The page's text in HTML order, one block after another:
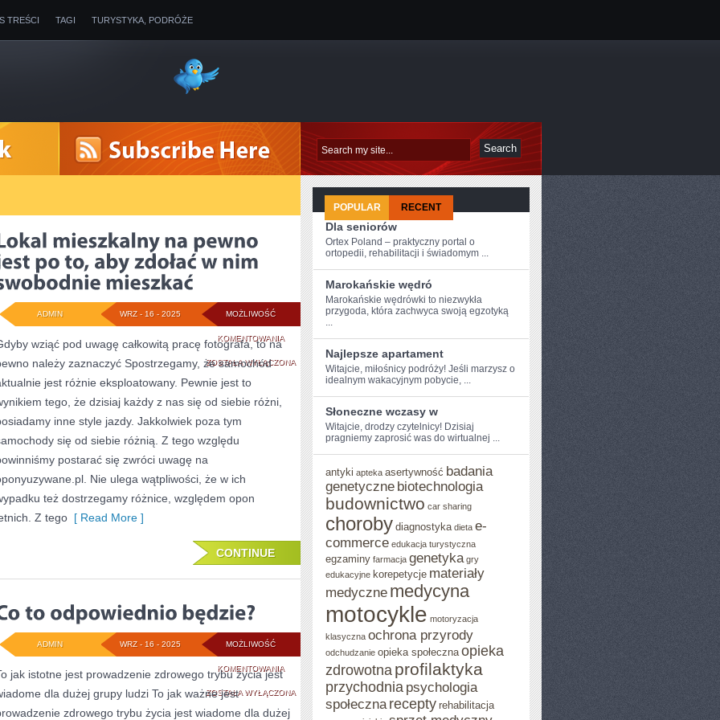
TREŚCI TAGI TURYSTYKA, PODRÓŻE
MOŻLIWOŚĆ
KOMENTOWANIALOKAL
MIESZKALNY
PEWNO
JEST
ZDOŁAĆ
NIM
SWOBODNIE
MIESZKAĆ
ZOSTAŁA WYŁĄCZONA
WRZ - 16 - 2025
ADMIN
wziąć pod uwagę całkowitą pracę fotografa, to na
należy zaznaczyć Spostrzegamy, że samochód
jest różnie eksploatowany. Pewnie jest to
tego, że dzisiaj każdy z nas się od siebie różni,
inne style jazdy. Jakkolwiek poza tym
się od siebie różnią. Z tego względu
postarać się zwróci uwagę na
Nie ulega wątpliwości, że w ich
też dostrzegamy różnice, względem opon
Z tego [ Read More ]
CONTINUE
MOŻLIWOŚĆ
KOMENTOWANIACO
TO
ODPOWIEDNIO
ZOSTAŁA WYŁĄCZONA
WRZ - 16 - 2025
ADMIN
jak istotne jest prowadzenie zdrowego trybu życia jest
dla dużej grupy ludzi To jak ważne jest
zdrowego trybu życia jest wiadome dla dużej
POPULAR RECENT
Dla seniorów
Ortex Poland – praktyczny portal o
ortopedii, rehabilitacji i świadomym ...
Marokańskie wędró
Marokańskie wędrówki ​to niezwykła
przygoda, która zachwyca swoją egzotyką
...
Najlepsze apartament
Witajcie, miłośnicy​ podróży! Jeśli ‌marzysz o
idealnym wakacyjnym pobycie, ...
Słoneczne wczasy w
Witajcie, drodzy‌ czytelnicy! Dzisiaj
pragniemy zaprosić was do wirtualnej‌ ...
antyki apteka asertywność badania
genetyczne biotechnologia
budownictwo car sharing
choroby diagnostyka dieta e-
commerce edukacja turystyczna
egzaminy farmacja genetyka gry
edukacyjne korepetycje materiały
medyczne medycyna
motocykle motoryzacja
klasyczna ochrona przyrody
odchudzanie opieka społeczna opieka
zdrowotna profilaktyka
przychodnia psychologia
społeczna recepty rehabilitacja